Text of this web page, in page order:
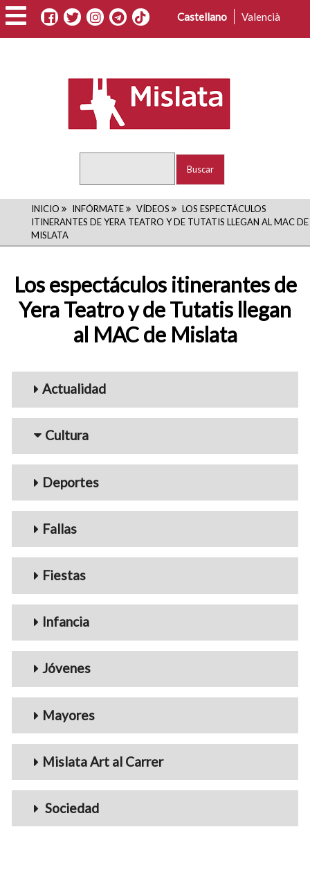
Pasar
al
contenido
Castellano Valencià
RUTA
DE
INICIO INFÓRMATE VÍDEOS
LOS ESPECTÁCULOS
ITINERANTES DE YERA TEATRO Y DE TUTATIS LLEGAN AL MAC DE
MISLATA
Los espectáculos itinerantes de
Yera Teatro y de Tutatis llegan
al MAC de Mislata
Menu_Videos
Actualidad
Cultura
Deportes
Fallas
Fiestas
Infancia
Jóvenes
Mayores
Mislata Art al Carrer
Sociedad